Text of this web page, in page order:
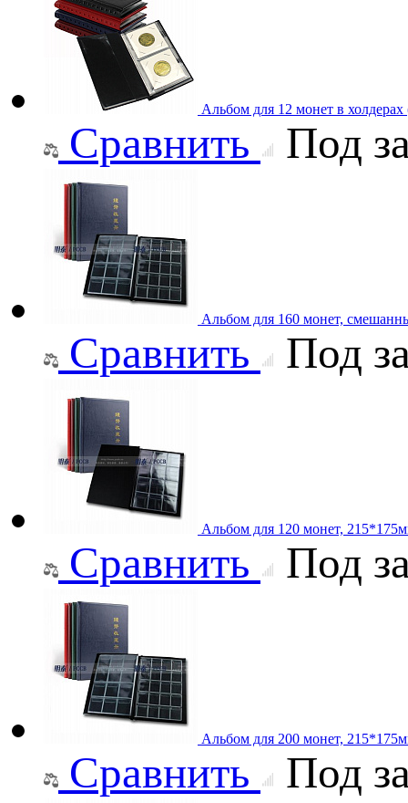
Альбом для 12 монет в
Сравнить Под
Альбом для 160 монет,
Сравнить Под
Альбом для 120 монет,
Сравнить Под
Альбом для 200 монет,
Сравнить Под